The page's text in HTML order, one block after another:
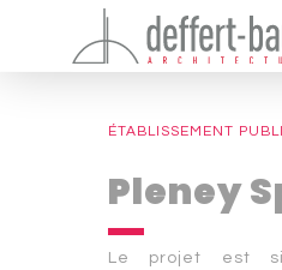
ÉTABLISSEMENT
Pleney
Le projet est